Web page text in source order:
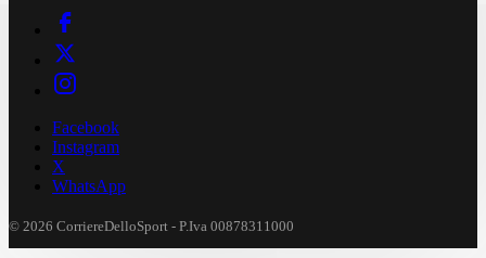
Facebook
Instagram
X
WhatsApp
© 2026 CorriereDelloSport - P.Iva 00878311000